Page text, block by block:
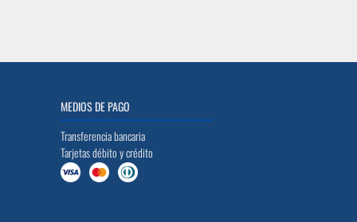
MEDIOS DE PAGO
Transferencia bancaria
Tarjetas débito y crédito